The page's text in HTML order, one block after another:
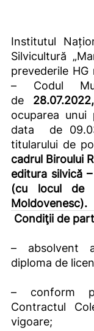
Institutul
Silvicultură
prevederile
– Codul
de 28.07.2022,
ocuparea
data de
titularului de
cadrul Biroului
editura silvică
(cu locul de
Moldovenesc).
Condiţii de
– absolvent
diploma de
– conform
Contractul
vigoare;